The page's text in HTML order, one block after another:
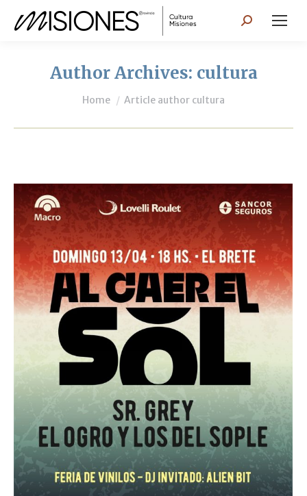
Search:
Author Archives: cultura
You are here:
Home Article author cultura